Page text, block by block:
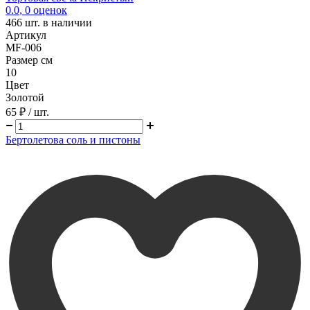
0.0, 0 оценок
466 шт. в наличии
Артикул
MF-006
Размер см
10
Цвет
Золотой
65 ₽ / шт.
Бертолетова соль и пистоны